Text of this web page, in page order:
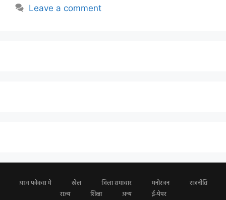
Leave a comment
आज फोकस में खेल जिला समाचार मनोरंजन
राजनीति
राज्य
शिक्षा अन्य ई-पेपर